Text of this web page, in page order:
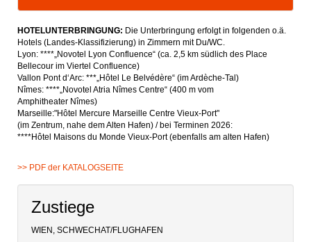
HOTELUNTERBRINGUNG: Die Unterbringung erfolgt in folgenden o.ä.
Hotels (Landes-Klassifizierung) in Zimmern mit Du/WC.
Lyon: ****„Novotel Lyon Confluence“ (ca. 2,5 km südlich des Place
Bellecour im Viertel Confluence)
Vallon Pont d‘Arc: ***„Hôtel Le Belvédère“ (im Ardèche-Tal)
Nîmes: ****„Novotel Atria Nîmes Centre“ (400 m vom
Amphitheater Nîmes)
Marseille:"Hôtel Mercure Marseille Centre Vieux-Port"
(im Zentrum, nahe dem Alten Hafen) / bei Terminen 2026:
****Hôtel Maisons du Monde Vieux-Port (ebenfalls am alten Hafen)
>> PDF der KATALOGSEITE
Zustiege
WIEN, SCHWECHAT/FLUGHAFEN